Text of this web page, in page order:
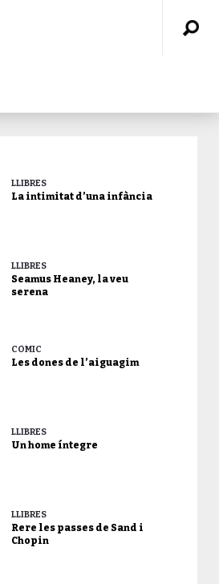
LLIBRES
La intimitat d’una infància
LLIBRES
Seamus Heaney, la veu
serena
CÒMIC
Les dones de l’aiguagim
LLIBRES
Un home íntegre
LLIBRES
Rere les passes de Sand i
Chopin